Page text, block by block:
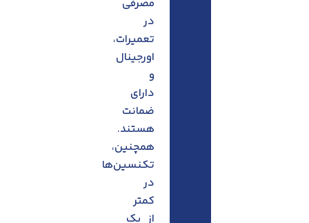
مصرفی
در
تعمیرات،
اورجینال
و
دارای
ضمانت
هستند.
همچنین،
تکنسین‌ها
در
کمتر
از یک